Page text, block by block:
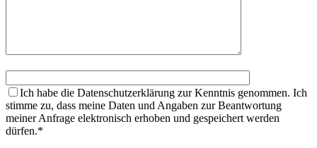
Ich habe die Datenschutzerklärung zur Kenntnis genommen. Ich
stimme zu, dass meine Daten und Angaben zur Beantwortung
meiner Anfrage elektronisch erhoben und gespeichert werden
dürfen.*